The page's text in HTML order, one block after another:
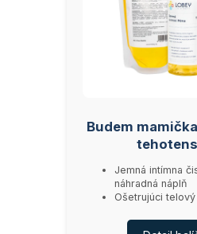
Budem
Jemná intímna
náhradná náplň
Ošetrujúci